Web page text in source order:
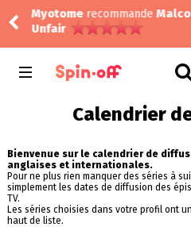
Myotomerecommande
Unfair
Calendrier
Bienvenue sur le calendrier de
anglaises et internationales.
Pour ne plus rien manquer des séries à
simplement les dates de diffusion des
TV.
Les séries choisies dans votre profil ont
haut de liste.